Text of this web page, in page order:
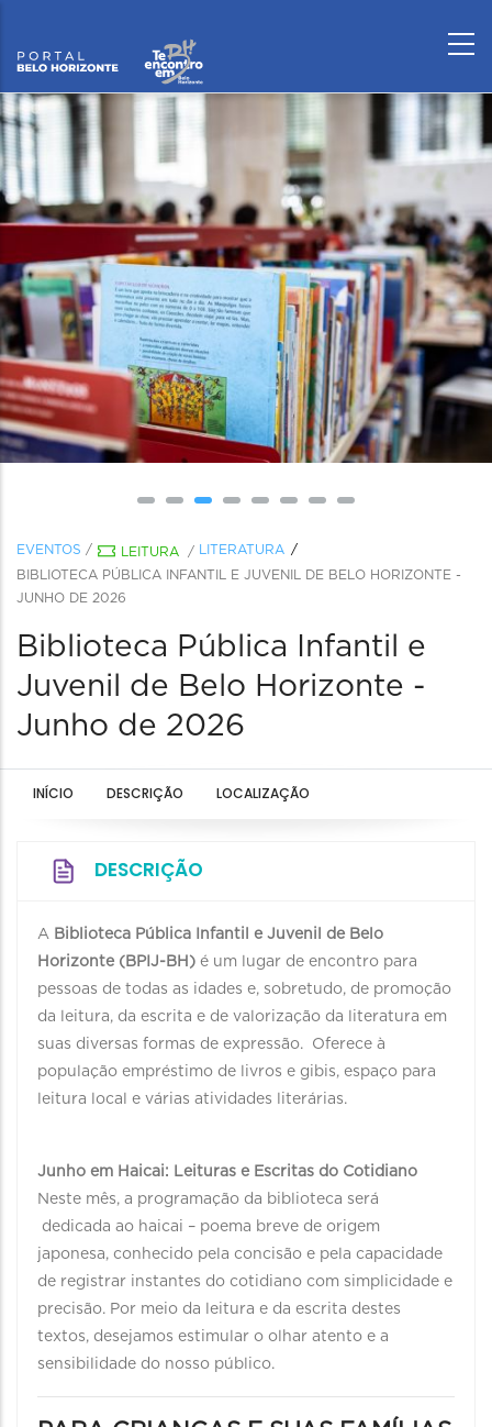
EVENTOS / LEITURA /
LITERATURA
BIBLIOTECA PÚBLICA INFANTIL E JUVENIL DE BELO HORIZONTE -
JUNHO DE 2026
Biblioteca Pública Infantil e
Juvenil de Belo Horizonte -
Junho de 2026
INÍCIO DESCRIÇÃO LOCALIZAÇÃO
DESCRIÇÃO
A Biblioteca Pública Infantil e Juvenil de Belo
Horizonte (BPIJ-BH) é um lugar de encontro para
pessoas de todas as idades e, sobretudo, de promoção
da leitura, da escrita e de valorização da literatura em
suas diversas formas de expressão. Oferece à
população empréstimo de livros e gibis, espaço para
leitura local e várias atividades literárias.
Junho em Haicai: Leituras e Escritas do Cotidiano
Neste mês, a programação da biblioteca será
dedicada ao haicai – poema breve de origem
japonesa, conhecido pela concisão e pela capacidade
de registrar instantes do cotidiano com simplicidade e
precisão. Por meio da leitura e da escrita destes
textos, desejamos estimular o olhar atento e a
sensibilidade do nosso público.